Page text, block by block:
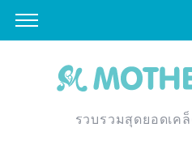
รวบรวมสุดยอดเค